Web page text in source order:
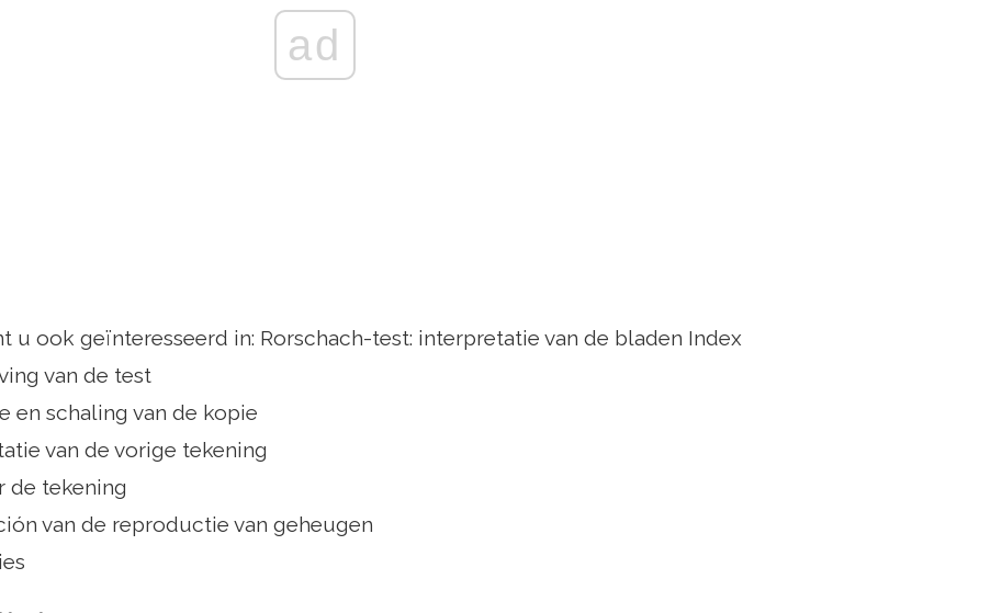
ad
u ook geïnteresseerd in: Rorschach-test: interpretatie van de bladen Index
van de test
en schaling van de kopie
van de vorige tekening
de tekening
van de reproductie van geheugen